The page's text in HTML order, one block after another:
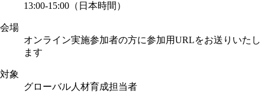
13:00-15:00（日本時間）
会場
オンライン実施参加者の方に参加用URLをお送りいたし
ます
対象
グローバル人材育成担当者